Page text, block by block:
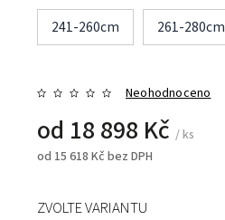
241-260cm 261-280cm
Neohodnoceno
od 18 898 Kč / ks
od 15 618 Kč bez DPH
ZVOLTE VARIANTU